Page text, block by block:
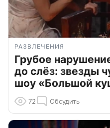
РАЗВЛЕЧЕНИЯ
Грубое
до слёз: звезды
шоу «Большой
72 Обсудить